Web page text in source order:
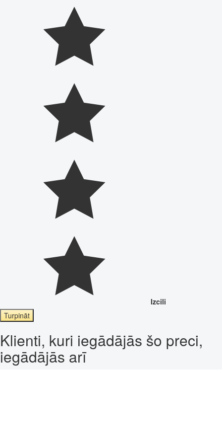
Izcili
Turpināt
Klienti, kuri iegādājās šo preci,
iegādājās arī